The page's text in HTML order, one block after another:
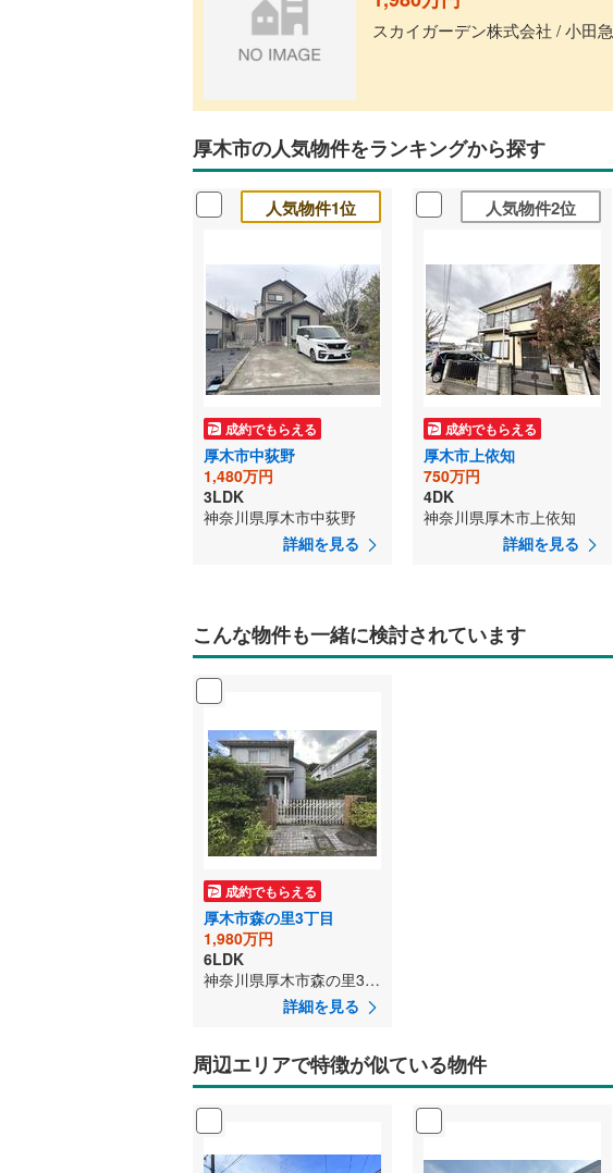
スカイガーデン株式会社 / 小田
厚木市の人気物件をランキングから探す
人気物件1位
成約でもらえる
厚木市中荻野
1,480万円
3LDK
神奈川県厚木市中荻野
詳細を見る
人気物件2位
成約でもらえる
厚木市上依知
750万円
4DK
神奈川県厚木市上依知
詳細を見る
こんな物件も一緒に検討されています
成約でもらえる
厚木市森の里3丁目
1,980万円
6LDK
神奈川県厚木市森の里3丁目
詳細を見る
周辺エリアで特徴が似ている物件